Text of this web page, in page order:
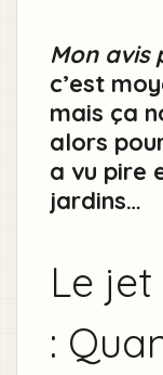
Mon avis
c’est
mais ça
alors
a vu pire
jardins…
Le
: